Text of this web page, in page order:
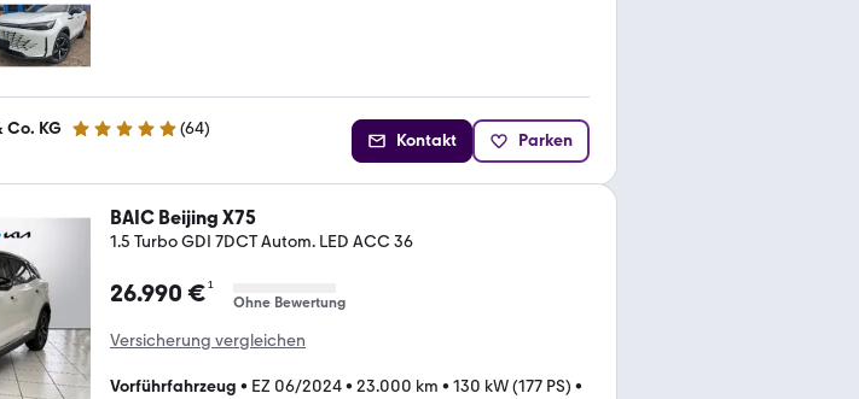
Co. KG 5 Sterne (64)
Kontakt Parken
BAIC Beijing X75
1.5 Turbo GDI 7DCT Autom. LED ACC 36
26.990 €¹
Ohne Bewertung
Versicherung vergleichen
Vorführfahrzeug • EZ 06/2024• 23.000 km • 130 kW (177 PS) •